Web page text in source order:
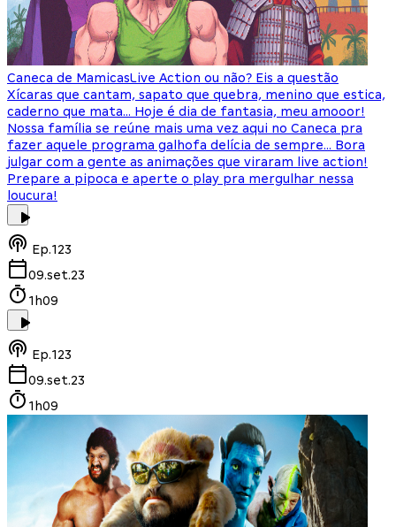
Caneca de MamicasLive Action ou não? Eis a questão
Xícaras que cantam, sapato que quebra, menino que estica,
caderno que mata… Hoje é dia de fantasia, meu amooor!
Nossa família se reúne mais uma vez aqui no Caneca pra
fazer aquele programa galhofa delícia de sempre… Bora
julgar com a gente as animações que viraram live action!
Prepare a pipoca e aperte o play pra mergulhar nessa
loucura!
Ep.123
09.set.23
1h09
Ep.123
09.set.23
1h09